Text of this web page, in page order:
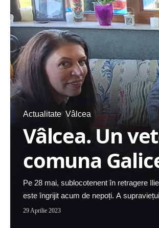
Actualitate Vâlcea
Vâlcea. Un
comuna
Pe 28 mai, sublocotenent în retragere
este îngrijit acum de nepoți. A
29 Aprilie 2023